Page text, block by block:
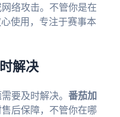
络攻击。不管你是在
使用，专注于赛事本
解决
要及时解决。 番茄加
后保障，不管你在哪